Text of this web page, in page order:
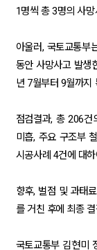
1명씩 총 3명의 사
아울러, 국토교통부
동안 사망사고 발생
년 7월부터 9월까지
점검결과, 총 206건
미흡, 주요 구조부
시공사례 4건에 대
향후, 벌점 및 과태
를 거친 후에 최종
국토교통부 김현미